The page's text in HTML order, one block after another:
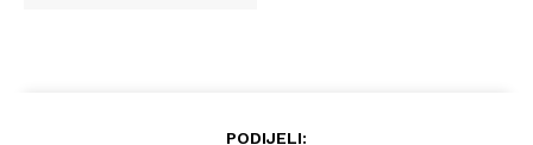
PODIJELI: